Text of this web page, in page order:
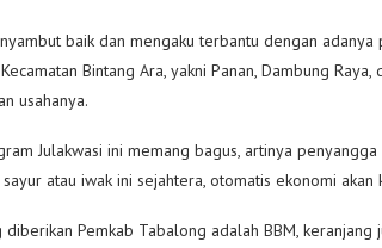
baik dan mengaku terbantu dengan adanya
Bintang Ara, yakni Panan, Dambung Raya,
usahanya.
Julakwasi ini memang bagus, artinya
atau iwak ini sejahtera, otomatis ekonomi akan
Pemkab Tabalong adalah BBM, keranjang